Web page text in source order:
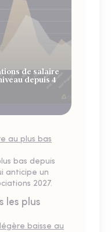
de salaire
depuis 4
au plus bas
bas depuis
anticipe un
2027.
les plus
baisse au